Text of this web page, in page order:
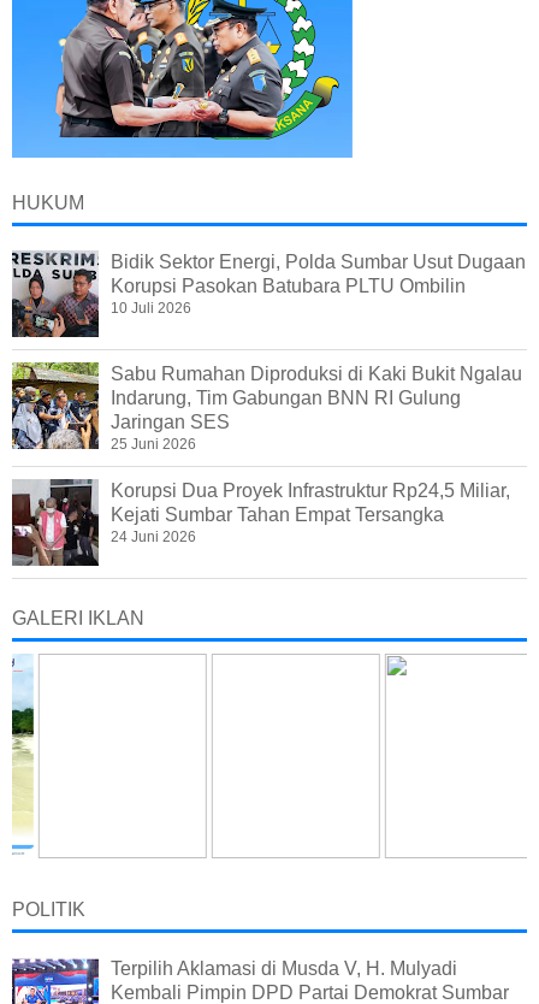
HUKUM
Bidik Sektor Energi, Polda Sumbar Usut Dugaan
Korupsi Pasokan Batubara PLTU Ombilin
10 Juli 2026
Sabu Rumahan Diproduksi di Kaki Bukit Ngalau
Indarung, Tim Gabungan BNN RI Gulung
Jaringan SES
25 Juni 2026
Korupsi Dua Proyek Infrastruktur Rp24,5 Miliar,
Kejati Sumbar Tahan Empat Tersangka
24 Juni 2026
GALERI IKLAN
POLITIK
Terpilih Aklamasi di Musda V, H. Mulyadi
Kembali Pimpin DPD Partai Demokrat Sumbar